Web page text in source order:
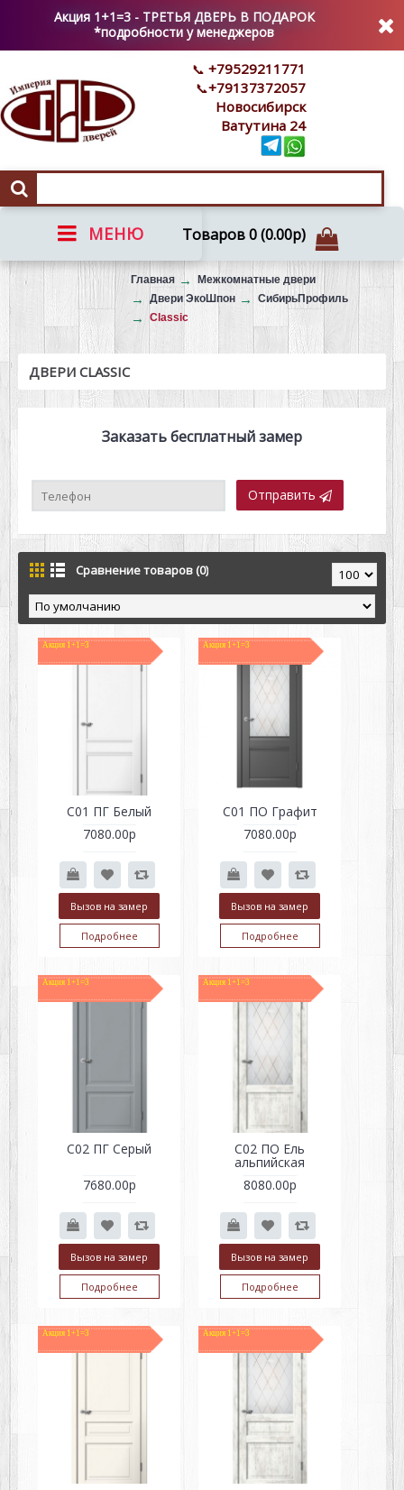
Акция 1+1=3 - ТРЕТЬЯ ДВЕРЬ В ПОДАРОК
*подробности у менеджеров
Товаров 0 (0.00р)
+79529211771
+79137372057
Новосибирск
Ватутина 24
МЕНЮ
Вызов на замер Главная
Межкомнатные двери
Двери ЭкоШпон
СибирьПрофиль
Classic
ДВЕРИ CLASSIC
Заказать бесплатный замер
Отправить
Сравнение товаров (0)
Акция 1+1=3
С01 ПГ Белый
7080.00р
Вызов на замер
Подробнее
Акция 1+1=3
С01 ПО Графит
7080.00р
Вызов на замер
Подробнее
Акция 1+1=3
С02 ПГ Серый
7680.00р
Вызов на замер
Подробнее
Акция 1+1=3
С02 ПО Ель
альпийская
8080.00р
Вызов на замер
Подробнее
Акция 1+1=3 Акция 1+1=3